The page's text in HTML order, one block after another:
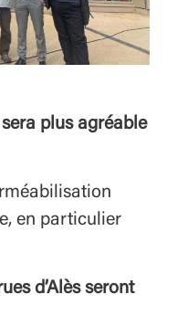
plus agréable
en particulier
d’Alès seront